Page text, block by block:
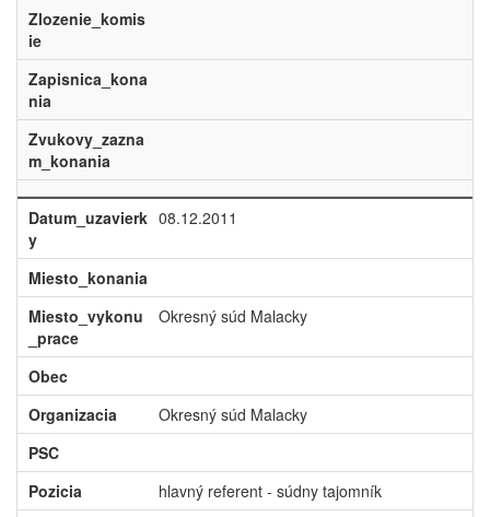
Zlozenie_komis
ie
Zapisnica_kona
nia
Zvukovy_zazna
m_konania
Datum_uzavierk
y
08.12.2011
Miesto_konania
Miesto_vykonu
_prace
Okresný súd Malacky
Obec
Organizacia
Okresný súd Malacky
PSC
Pozicia
hlavný referent - súdny tajomník